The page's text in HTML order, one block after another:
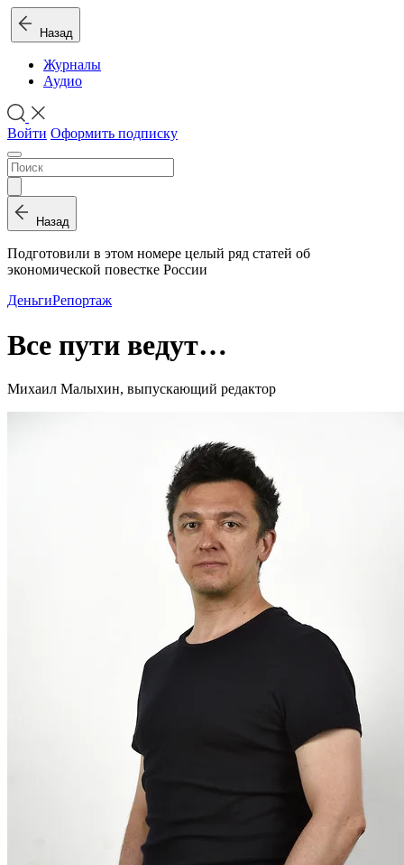
Назад
Журналы
Аудио
Войти Оформить подписку
Назад
Подготовили в этом номере целый ряд статей об
экономической повестке России
ДеньгиРепортаж
Все пути ведут…
Михаил Малыхин, выпускающий редактор